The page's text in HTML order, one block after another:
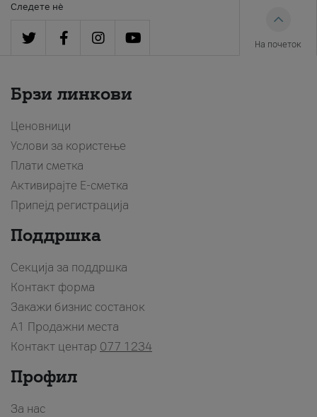
Следете нè
На почеток
Брзи линкови
Ценовници
Услови за користење
Плати сметка
Активирајте Е-сметка
Припејд регистрација
Поддршка
Секција за поддршка
Контакт форма
Закажи бизнис состанок
A1 Продажни места
Контакт центар 077 1234
Профил
За нас